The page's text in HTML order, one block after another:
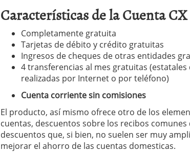
Características de la Cuenta
Completamente gratuita
Tarjetas de débito y crédito gratuitas
Ingresos de cheques de otras entidades
4 transferencias al mes gratuitas
realizadas por Internet o por teléfono)
Cuenta corriente sin comisiones
El producto, así mismo ofrece otro de los
cuentas, descuentos sobre los recibos
descuentos que, si bien, no suelen ser muy
mejorar el ahorro de las cuentas domesticas.